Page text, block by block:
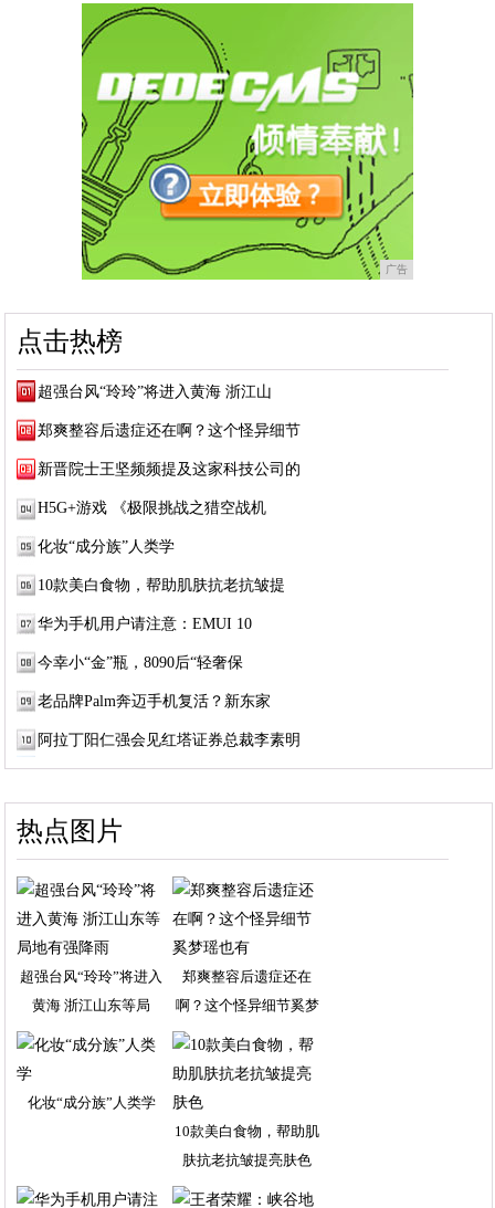
广告
点击热榜
超强台风“玲玲”将进入黄海 浙江山
郑爽整容后遗症还在啊？这个怪异细节
新晋院士王坚频频提及这家科技公司的
H5G+游戏 《极限挑战之猎空战机
化妆“成分族”人类学
10款美白食物，帮助肌肤抗老抗皱提
华为手机用户请注意：EMUI 10
今幸小“金”瓶，8090后“轻奢保
老品牌Palm奔迈手机复活？新东家
阿拉丁阳仁强会见红塔证券总裁李素明
热点图片
超强台风“玲玲”将进入
黄海 浙江山东等局
郑爽整容后遗症还在
啊？这个怪异细节奚梦
瑶
化妆“成分族”人类学
10款美白食物，帮助肌
肤抗老抗皱提亮肤色